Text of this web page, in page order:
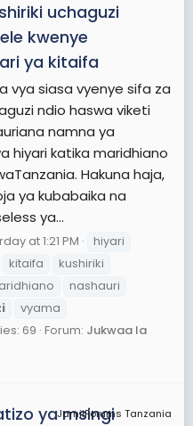
uchaguzi
kwenye
ya kitaifa
vya siasa vyenye sifa za
ndio haswa viketi
namna ya
hiyari katika maridhiano
Hakuna haja,
ya kubabaika na
ya...
at 1:21 PM
hiyari
kitaifa
kushiriki
nashauri
vyama
69 Forum: Jukwaa la
JamiiForums Tanzania
ya msingi